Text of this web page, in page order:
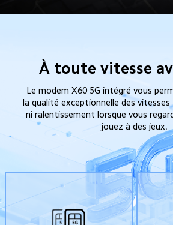
À toute vitesse
Le modem X60 5G intégré vous
la qualité exceptionnelle des vitesses
ni ralentissement lorsque vous
jouez à des jeux.